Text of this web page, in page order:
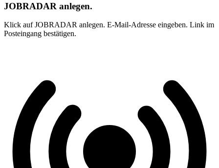
JOBRADAR anlegen.
Klick auf JOBRADAR anlegen. E-Mail-Adresse eingeben. Link im
Posteingang bestätigen.